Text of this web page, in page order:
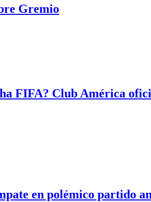
Gremio
FIFA? Club América
en polémico partido